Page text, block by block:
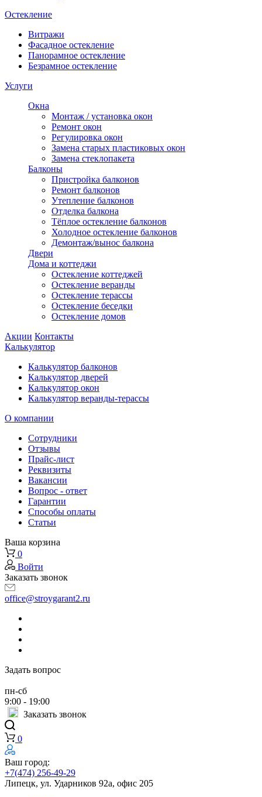
Остекление
Витражи
Фасадное остекление
Панорамное остекление
Безрамное остекление
Услуги
Окна
Монтаж / установка окон
Ремонт окон
Регулировка окон
Замена старых пластиковых окон
Замена стеклопакета
Балконы
Пристройка балконов
Ремонт балконов
Утепление балконов
Отделка балкона
Тёплое остекление балконов
Холодное остекление балконов
Демонтаж/вынос балкона
Двери
Дома и коттеджи
Остекление коттеджей
Остекление веранды
Остекление терассы
Остекление беседки
Остекление домов
Акции Контакты
Калькулятор
Калькулятор балконов
Калькулятор дверей
Калькулятор окон
Калькулятор веранды-терассы
О компании
Сотрудники
Отзывы
Прайс-лист
Реквизиты
Вакансии
Вопрос - ответ
Гарантии
Способы оплаты
Статьи
Ваша корзина
0
Войти
Заказать звонок
office@stroygarant2.ru
Задать вопрос
пн-сб
9:00 - 19:00
Заказать звонок
0
Ваш город:
+7(474) 256-49-29
Липецк, ул. Ударников 92а, офис 205